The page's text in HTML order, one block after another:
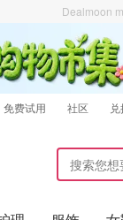
Dealmoon
免费试用 社区